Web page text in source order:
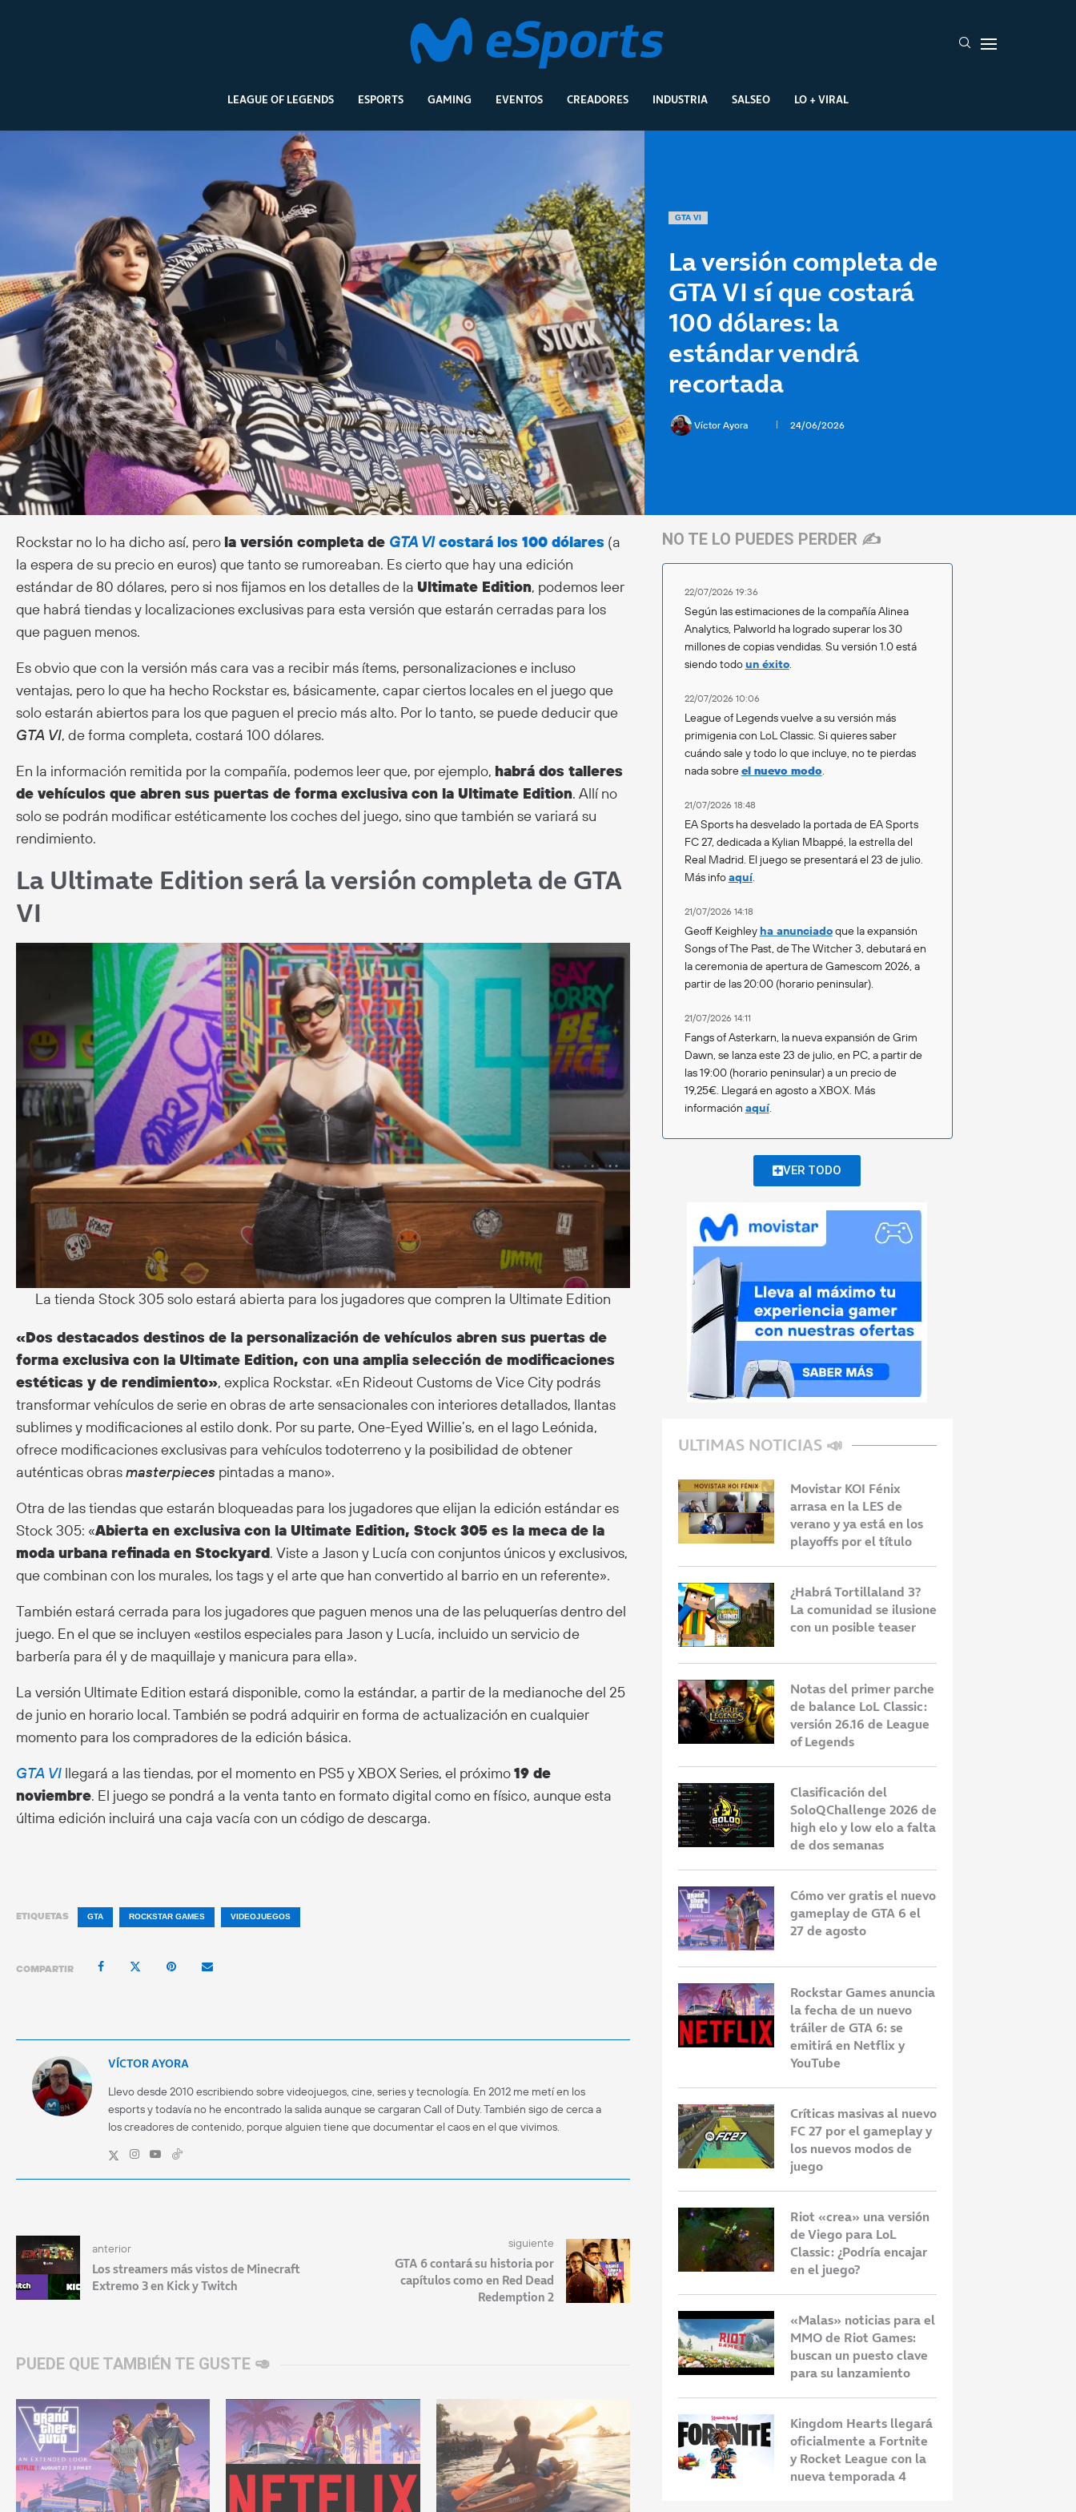
LEAGUE OF LEGENDS ESPORTS GAMING EVENTOS CREADORES INDUSTRIA SALSEO LO + VIRAL
GTA VI
La versión completa de
GTA VI sí que costará
100 dólares: la
estándar vendrá
recortada
Víctor Ayora 24/06/2026
Rockstar no lo ha dicho así, pero la versión completa de GTA VIcostará los 100 dólares (a
la espera de su precio en euros) que tanto se rumoreaban. Es cierto que hay una edición
estándar de 80 dólares, pero si nos fijamos en los detalles de la Ultimate Edition, podemos leer
que habrá tiendas y localizaciones exclusivas para esta versión que estarán cerradas para los
que paguen menos.
Es obvio que con la versión más cara vas a recibir más ítems, personalizaciones e incluso
ventajas, pero lo que ha hecho Rockstar es, básicamente, capar ciertos locales en el juego que
solo estarán abiertos para los que paguen el precio más alto. Por lo tanto, se puede deducir que
GTA VI, de forma completa, costará 100 dólares.
En la información remitida por la compañía, podemos leer que, por ejemplo, habrá dos talleres
de vehículos que abren sus puertas de forma exclusiva con la Ultimate Edition. Allí no
solo se podrán modificar estéticamente los coches del juego, sino que también se variará su
rendimiento.
La Ultimate Edition será la versión completa de GTA
VI
La tienda Stock 305 solo estará abierta para los jugadores que compren la Ultimate Edition
«Dos destacados destinos de la personalización de vehículos abren sus puertas de
forma exclusiva con la Ultimate Edition, con una amplia selección de modificaciones
estéticas y de rendimiento», explica Rockstar. «En Rideout Customs de Vice City podrás
transformar vehículos de serie en obras de arte sensacionales con interiores detallados, llantas
sublimes y modificaciones al estilo donk. Por su parte, One-Eyed Willie’s, en el lago Leónida,
ofrece modificaciones exclusivas para vehículos todoterreno y la posibilidad de obtener
auténticas obrasmasterpieces pintadas a mano».
Otra de las tiendas que estarán bloqueadas para los jugadores que elijan la edición estándar es
Stock 305: «Abierta en exclusiva con la Ultimate Edition, Stock 305 es la meca de la
moda urbana refinada en Stockyard. Viste a Jason y Lucía con conjuntos únicos y exclusivos,
que combinan con los murales, los tags y el arte que han convertido al barrio en un referente».
También estará cerrada para los jugadores que paguen menos una de las peluquerías dentro del
juego. En el que se incluyen «estilos especiales para Jason y Lucía, incluido un servicio de
barbería para él y de maquillaje y manicura para ella».
La versión Ultimate Edition estará disponible, como la estándar, a partir de la medianoche del 25
de junio en horario local. También se podrá adquirir en forma de actualización en cualquier
momento para los compradores de la edición básica.
GTA VI llegará a las tiendas, por el momento en PS5 y XBOX Series, el próximo19 de
noviembre. El juego se pondrá a la venta tanto en formato digital como en físico, aunque esta
última edición incluirá una caja vacía con un código de descarga.
ETIQUETAS GTA ROCKSTAR GAMES VIDEOJUEGOS
COMPARTIR
VÍCTOR AYORA
Llevo desde 2010 escribiendo sobre videojuegos, cine, series y tecnología. En 2012 me metí en los
esports y todavía no he encontrado la salida aunque se cargaran Call of Duty. También sigo de cerca a
los creadores de contenido, porque alguien tiene que documentar el caos en el que vivimos.
anterior
Los streamers más vistos de Minecraft
Extremo 3 en Kick y Twitch
siguiente
GTA 6 contará su historia por
capítulos como en Red Dead
Redemption 2
PUEDE QUE TAMBIÉN TE GUSTE 🥑
NO TE LO PUEDES PERDER ✍️
22/07/2026 19:36
Según las estimaciones de la compañía Alinea
Analytics, Palworld ha logrado superar los 30
millones de copias vendidas. Su versión 1.0 está
siendo todoun éxito.
22/07/2026 10:06
League of Legends vuelve a su versión más
primigenia con LoL Classic. Si quieres saber
cuándo sale y todo lo que incluye, no te pierdas
nada sobreel nuevo modo.
21/07/2026 18:48
EA Sports ha desvelado la portada de EA Sports
FC 27, dedicada a Kylian Mbappé, la estrella del
Real Madrid. El juego se presentará el 23 de julio.
Más infoaquí.
21/07/2026 14:18
Geoff Keighley ha anunciadoque la expansión
Songs of The Past, de The Witcher 3, debutará en
la ceremonia de apertura de Gamescom 2026, a
partir de las 20:00 (horario peninsular).
21/07/2026 14:11
Fangs of Asterkarn, la nueva expansión de Grim
Dawn, se lanza este 23 de julio, en PC, a partir de
las 19:00 (horario peninsular) a un precio de
19,25€. Llegará en agosto a XBOX. Más
información aquí.
VER TODO
ULTIMAS NOTICIAS 📣
Movistar KOI Fénix
arrasa en la LES de
verano y ya está en los
playoffs por el título
¿Habrá Tortillaland 3?
La comunidad se ilusione
con un posible teaser
Notas del primer parche
de balance LoL Classic:
versión 26.16 de League
of Legends
Clasificación del
SoloQChallenge 2026 de
high elo y low elo a falta
de dos semanas
Cómo ver gratis el nuevo
gameplay de GTA 6 el
27 de agosto
Rockstar Games anuncia
la fecha de un nuevo
tráiler de GTA 6: se
emitirá en Netflix y
YouTube
Críticas masivas al nuevo
FC 27 por el gameplay y
los nuevos modos de
juego
Riot «crea» una versión
de Viego para LoL
Classic: ¿Podría encajar
en el juego?
«Malas» noticias para el
MMO de Riot Games:
buscan un puesto clave
para su lanzamiento
Kingdom Hearts llegará
oficialmente a Fortnite
y Rocket League con la
nueva temporada 4